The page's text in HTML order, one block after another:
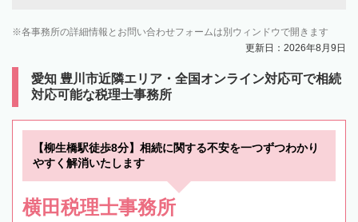
各事務所の詳細情報とお問い合わせフォームは別ウィンドウで開きます
更新日：2026年8月9日
愛知 豊川市近隣エリア・全国オンライン対応可で相続
対応可能な税理士事務所
【柳生橋駅徒歩8分】相続に関する不安を一つずつわかり
やすく解消いたします
横田税理士事務所